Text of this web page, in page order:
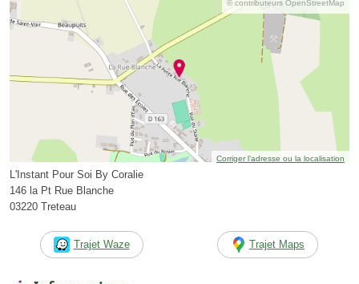
© contributeurs OpenStreetMap
Corriger l’adresse ou la localisation
L'Instant Pour Soi By Coralie
146 la Pt Rue Blanche
03220 Treteau
Trajet Waze Trajet Maps